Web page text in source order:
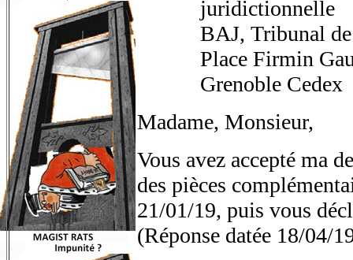
juridictionnelle
BAJ, Tribunal
Place Firmin
Grenoble Cedex
Madame, Monsieur,
Vous avez accepté ma
des pièces
21/01/19, puis vous
(Réponse datée 18/04/